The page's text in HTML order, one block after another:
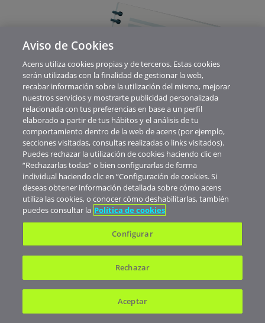
Conoce más
Manuales
Amplía tus conocimientos
Aviso de Cookies
Acens utiliza cookies propias y de terceros. Estas cookies
serán utilizadas con la finalidad de gestionar la web,
recabar información sobre la utilización del mismo, mejorar
nuestros servicios y mostrarte publicidad personalizada
relacionada con tus preferencias en base a un perfil
elaborado a partir de tus hábitos y el análisis de tu
comportamiento dentro de la web de acens (por ejemplo,
secciones visitadas, consultas realizadas o links visitados).
Puedes rechazar la utilización de cookies haciendo clic en
“Rechazarlas todas” o bien configurarlas de forma
individual haciendo clic en “Configuración de cookies. Si
deseas obtener información detallada sobre cómo acens
utiliza las cookies, o conocer cómo deshabilitarlas, también
puedes consultar la Política de cookies
Configurar
Rechazar
Aceptar